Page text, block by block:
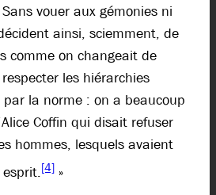
vouer aux gémonies ni
ainsi, sciemment, de
comme on changeait de
les hiérarchies
la norme : on a beaucoup
Coffin qui disait refuser
hommes, lesquels avaient
[4] »